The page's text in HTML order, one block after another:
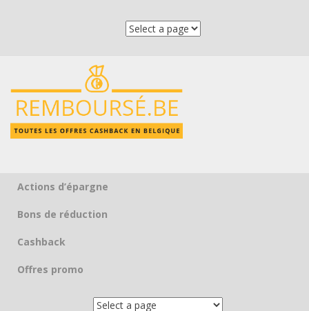
Skip to content
Actions d’épargne
Bons de réduction
Cashback
Offres promo